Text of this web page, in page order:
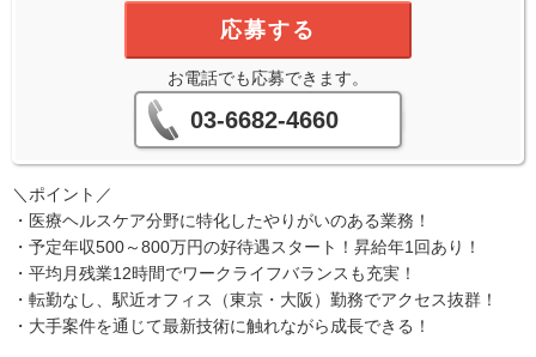
応募する
お電話でも応募できます。
03-6682-4660
＼ポイント／
・医療ヘルスケア分野に特化したやりがいのある業務！
・予定年収500～800万円の好待遇スタート！昇給年1回あり！
・平均月残業12時間でワークライフバランスも充実！
・転勤なし、駅近オフィス（東京・大阪）勤務でアクセス抜群！
・大手案件を通じて最新技術に触れながら成長できる！